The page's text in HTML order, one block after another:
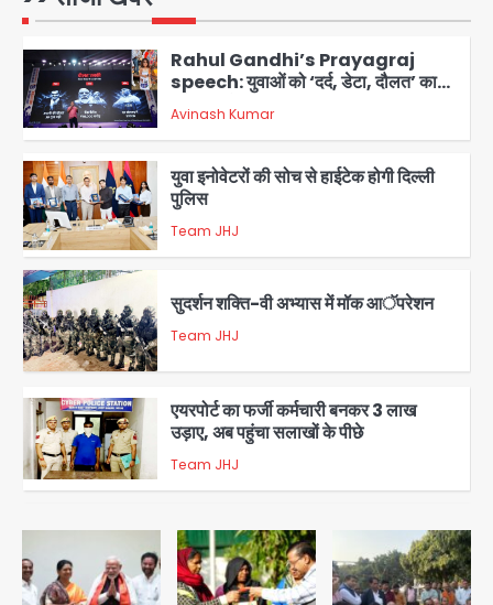
1
2
Rahul Gandhi’s Prayagraj
speech: युवाओं को ‘दर्द, डेटा, दौलत’ का
संदेश, बीजेपी का वार
Avinash Kumar
3
युवा इनोवेटरों की सोच से हाईटेक होगी दिल्ली
पुलिस
Team JHJ
4
सुदर्शन शक्ति-वी अभ्यास में मॉक आॅपरेशन
Team JHJ
5
एयरपोर्ट का फर्जी कर्मचारी बनकर 3 लाख
उड़ाए, अब पहुंचा सलाखों के पीछे
Team JHJ
1
Noida Sector-49: सेक्टर-49 में 18
साल की मेड ने की खुदकुशी, शरीर पर नहीं मिली
कोई बाहरी
Avinash Kumar